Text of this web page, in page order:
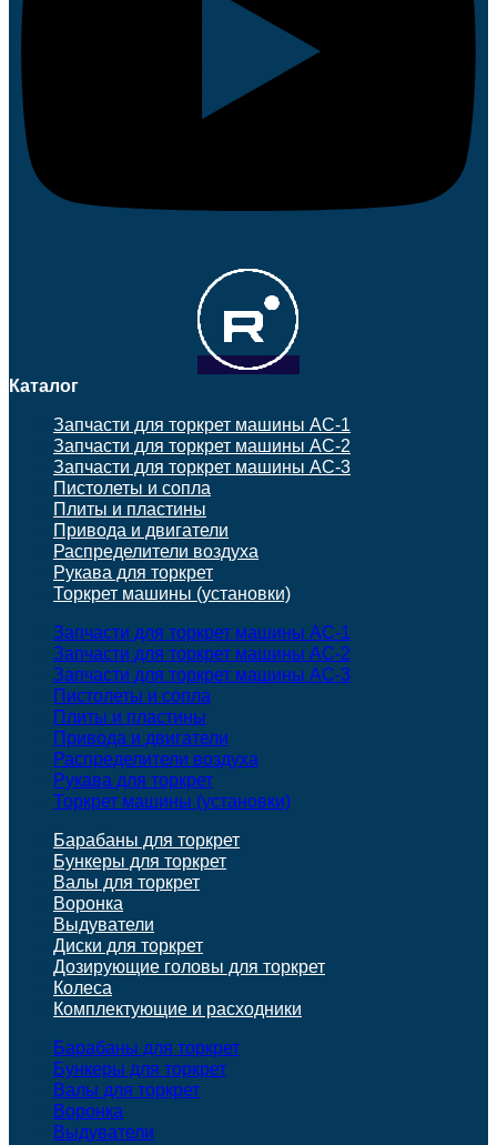
Каталог
Запчасти для торкрет машины АС-1
Запчасти для торкрет машины АС-2
Запчасти для торкрет машины АС-3
Пистолеты и сопла
Плиты и пластины
Привода и двигатели
Распределители воздуха
Рукава для торкрет
Торкрет машины (установки)
Запчасти для торкрет машины АС-1
Запчасти для торкрет машины АС-2
Запчасти для торкрет машины АС-3
Пистолеты и сопла
Плиты и пластины
Привода и двигатели
Распределители воздуха
Рукава для торкрет
Торкрет машины (установки)
Барабаны для торкрет
Бункеры для торкрет
Валы для торкрет
Воронка
Выдуватели
Диски для торкрет
Дозирующие головы для торкрет
Колеса
Комплектующие и расходники
Барабаны для торкрет
Бункеры для торкрет
Валы для торкрет
Воронка
Выдуватели